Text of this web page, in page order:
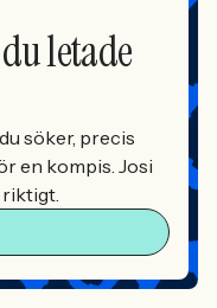
letade
söker, precis
en kompis. Josi